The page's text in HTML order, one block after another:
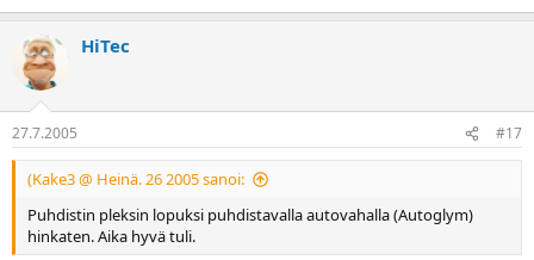
HiTec
27.7.2005 #17
(Kake3 @ Heinä. 26 2005 sanoi:
Puhdistin pleksin lopuksi puhdistavalla autovahalla (Autoglym)
hinkaten. Aika hyvä tuli.